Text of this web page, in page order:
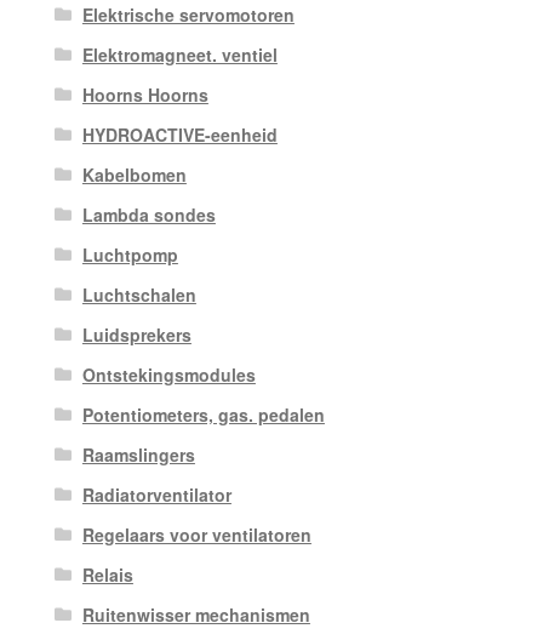
Elektrische servomotoren
Elektromagneet. ventiel
Hoorns Hoorns
HYDROACTIVE-eenheid
Kabelbomen
Lambda sondes
Luchtpomp
Luchtschalen
Luidsprekers
Ontstekingsmodules
Potentiometers, gas. pedalen
Raamslingers
Radiatorventilator
Regelaars voor ventilatoren
Relais
Ruitenwisser mechanismen